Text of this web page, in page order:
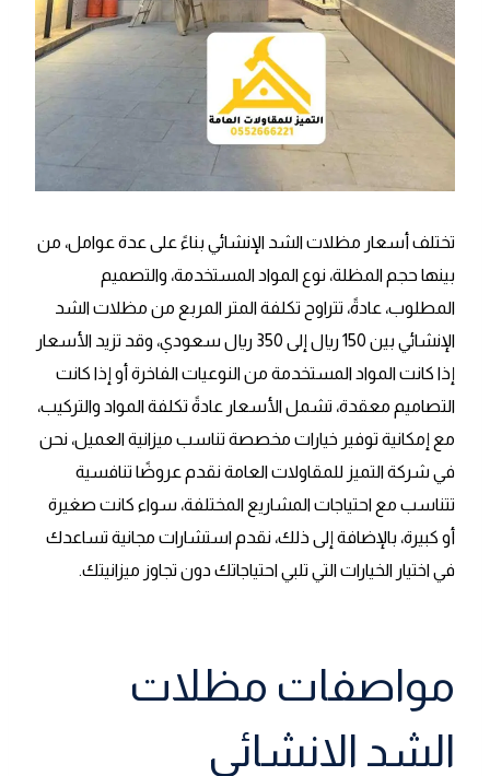
تختلف أسعار مظلات الشد الإنشائي بناءً على عدة عوامل، من
بينها حجم المظلة، نوع المواد المستخدمة، والتصميم
المطلوب، عادةً، تتراوح تكلفة المتر المربع من مظلات الشد
الإنشائي بين 150 ريال إلى 350 ريال سعودي، وقد تزيد الأسعار
إذا كانت المواد المستخدمة من النوعيات الفاخرة أو إذا كانت
التصاميم معقدة، تشمل الأسعار عادةً تكلفة المواد والتركيب،
مع إمكانية توفير خيارات مخصصة تناسب ميزانية العميل، نحن
في شركة التميز للمقاولات العامة نقدم عروضًا تنافسية
تتناسب مع احتياجات المشاريع المختلفة، سواء كانت صغيرة
أو كبيرة، بالإضافة إلى ذلك، نقدم استشارات مجانية تساعدك
في اختيار الخيارات التي تلبي احتياجاتك دون تجاوز ميزانيتك.
مواصفات مظلات
الشد الانشائي